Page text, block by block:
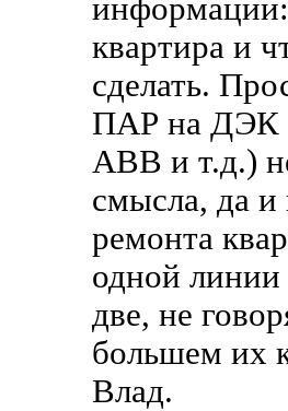
квартира и
сделать.
ПАР на ДЭК
АВВ и т.д.)
смысла, да и
ремонта
одной линии
две, не
большем их
Влад.